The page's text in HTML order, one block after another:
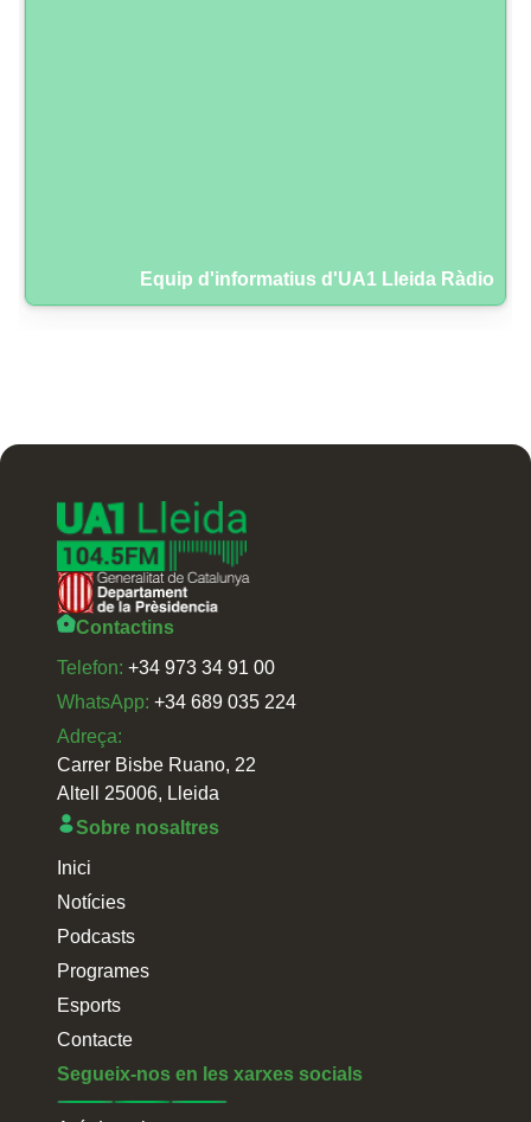
Equip d'informatius d'UA1 Lleida Ràdio
Contactins
Telefon: +34 973 34 91 00
WhatsApp: +34 689 035 224
Adreça:
Carrer Bisbe Ruano, 22
Altell 25006, Lleida
Sobre nosaltres
Inici
Notícies
Podcasts
Programes
Esports
Contacte
Segueix-nos en les xarxes socials